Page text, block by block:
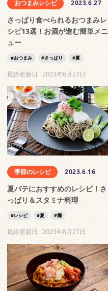
おつまみレシピ 2023.6.27
さっぱり食べられるおつまみレ
シピ13選！お酒が進む簡単メニ
ュー
おつまみ さっぱり 夏
最終更新日 :2023年6月27日
季節のレシピ 2023.6.16
夏バテにおすすめのレシピ！さ
っぱり＆スタミナ料理
レシピ 夏 麺
最終更新日 : 2025年8月27日